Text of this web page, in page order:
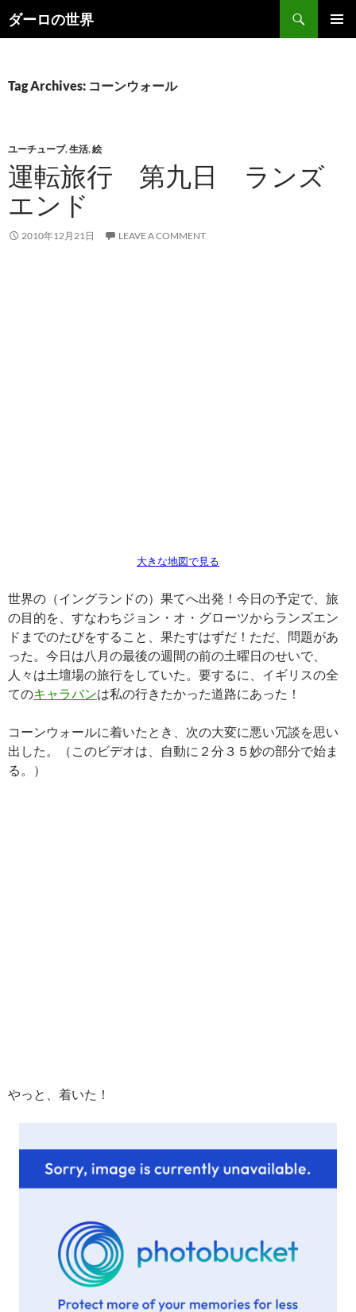
Skip
toダーロの世界
Search
Tag Archives: コーンウォール
ユーチューブ,生活,絵
運転旅行 第九日 ランズ
エンド
2010年12月21日 LEAVE A COMMENT
大きな地図で見る
世界の（イングランドの）果てへ出発！今日の予定で、旅
の目的を、すなわちジョン・オ・グローツからランズエン
ドまでのたびをすること、果たすはずだ！ただ、問題があ
った。今日は八月の最後の週間の前の土曜日のせいで、
人々は土壇場の旅行をしていた。要するに、イギリスの全
てのキャラバンは私の行きたかった道路にあった！
コーンウォールに着いたとき、次の大変に悪い冗談を思い
出した。（このビデオは、自動に２分３５妙の部分で始ま
る。）
やっと、着いた！